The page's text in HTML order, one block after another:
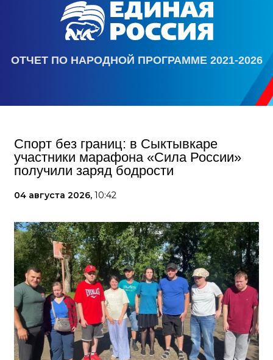
ОТЧЕТ ПО НАРОДНОЙ ПРОГРАММЕ 2021-2026
Спорт без границ: в Сыктывкаре
участники марафона «Сила России»
получили заряд бодрости
04 августа 2026, 10:42